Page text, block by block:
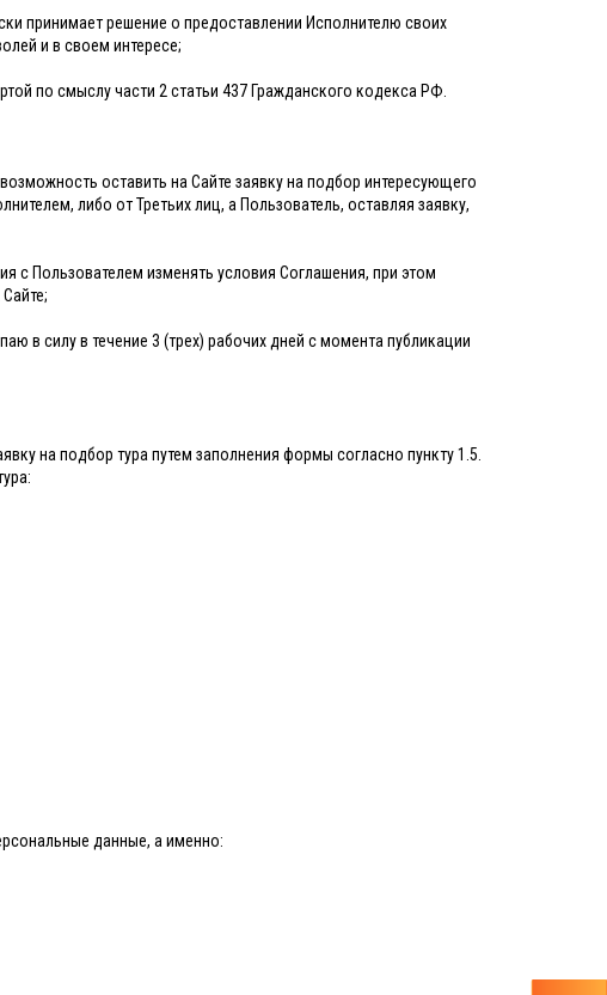
принимает решение о предоставлении Исполнителю своих
и в своем интересе;
по смыслу части 2 статьи 437 Гражданского кодекса РФ.
оставить на Сайте заявку на подбор интересующего
либо от Третьих лиц, а Пользователь, оставляя заявку,
с Пользователем изменять условия Соглашения, при этом
в силу в течение 3 (трех) рабочих дней с момента публикации
на подбор тура путем заполнения формы согласно пункту 1.5.
данные, а именно: